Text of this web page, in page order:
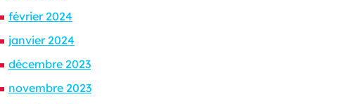
février 2024
janvier 2024
décembre 2023
novembre 2023